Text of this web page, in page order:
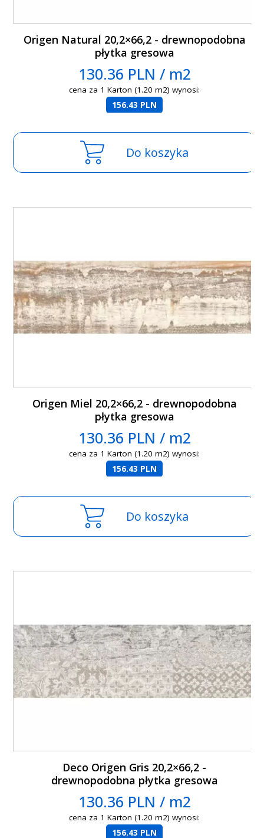
Origen Natural 20,2×66,2 - drewnopodobna
płytka gresowa
130.36 PLN / m2
cena za 1 Karton (1.20 m2) wynosi:
156.43 PLN
Do koszyka
Origen Miel 20,2×66,2 - drewnopodobna
płytka gresowa
130.36 PLN / m2
cena za 1 Karton (1.20 m2) wynosi:
156.43 PLN
Do koszyka
Deco Origen Gris 20,2×66,2 -
drewnopodobna płytka gresowa
130.36 PLN / m2
cena za 1 Karton (1.20 m2) wynosi:
156.43 PLN